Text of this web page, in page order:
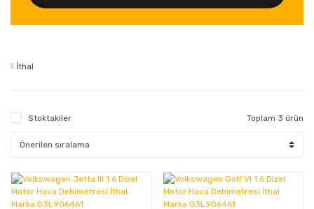
İthal
Stoktakiler Toplam 3 ürün